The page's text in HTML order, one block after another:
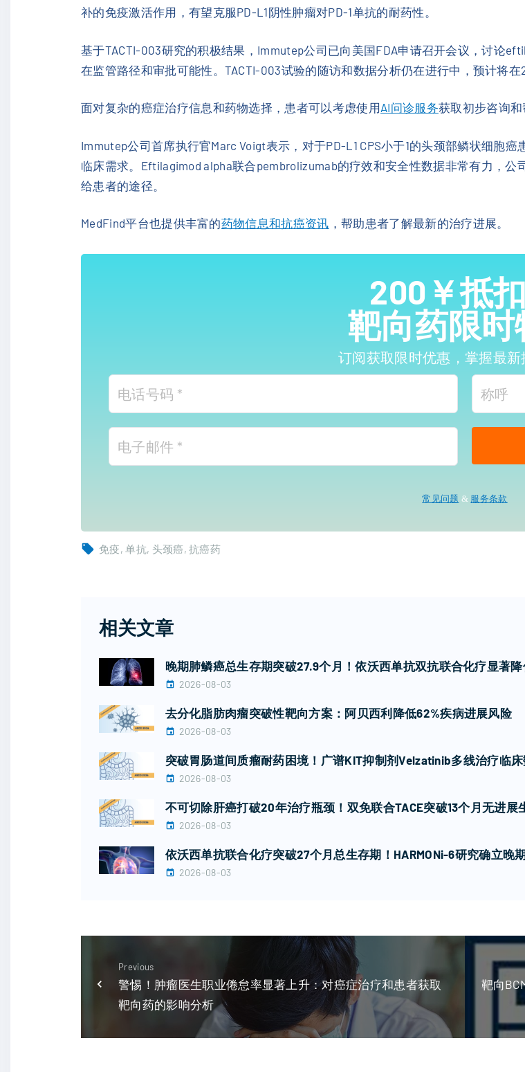
补的免疫激活作用，有望克服PD-L1阴性肿瘤对PD-1单抗的耐药性。
基于TACTI-003研究的积极结果，Immutep公司已向美国FDA申请召开会议，讨论
在监管路径和审批可能性。TACTI-003试验的随访和数据分析仍在进行中，预计将在
面对复杂的癌症治疗信息和药物选择，患者可以考虑使用AI问诊服务获取初步咨询和
Immutep公司首席执行官Marc Voigt表示，对于PD-L1 CPS小于1的头颈部鳞状细胞
临床需求。Eftilagimod alpha联合pembrolizumab的疗效和安全性数据非常有力，
给患者的途径。
MedFind平台也提供丰富的药物信息和抗癌资讯 ，帮助患者了解最新的治疗进展。
200￥抵
靶向药限时
订阅获取限时优惠，掌握最新
常见问题 & 服务条款
免疫 单抗 头颈癌 抗癌药
相关文章
晚期肺鳞癌总生存期突破27.9个月！依沃西单抗双抗联合化疗显著
2026-08-03
去分化脂肪肉瘤突破性靶向方案：阿贝西利降低62%疾病进展风险
2026-08-03
突破胃肠道间质瘤耐药困境！广谱KIT抑制剂Velzatinib多线治疗临
2026-08-03
不可切除肝癌打破20年治疗瓶颈！双免联合TACE突破13个月无进展
2026-08-03
依沃西单抗联合化疗突破27个月总生存期！HARMONi-6研究确立晚
2026-08-03
Previous
警惕！肿瘤医生职业倦怠率显著上升：对癌症治疗和患者获取
靶向药的影响分析
靶向